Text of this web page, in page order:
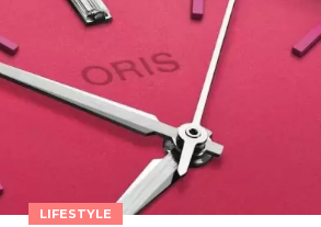
LIFESTYLE